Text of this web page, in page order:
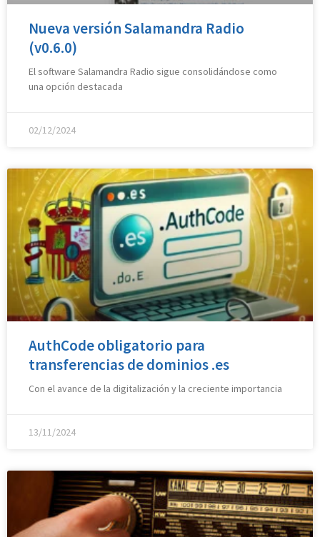
Nueva versión Salamandra Radio
(v0.6.0)
El software Salamandra Radio sigue consolidándose como
una opción destacada
02/12/2024
AuthCode obligatorio para
transferencias de dominios .es
Con el avance de la digitalización y la creciente importancia
13/11/2024